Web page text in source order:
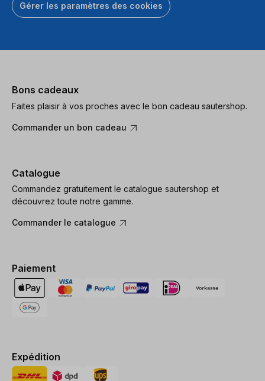
Gérer les paramètres des cookies
Bons cadeaux
Faites plaisir à vos proches avec le bon cadeau sautershop.
Commander un bon cadeau
Catalogue
Commandez gratuitement le catalogue sautershop et
découvrez toute notre gamme.
Commander le catalogue
Paiement
Expédition